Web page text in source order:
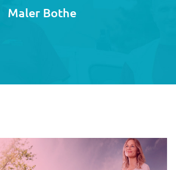
Maler Bothe